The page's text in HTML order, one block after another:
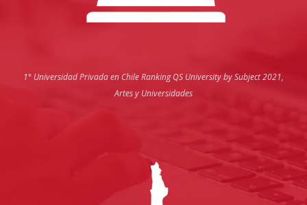
1° Universidad Privada en ChileRanking QS University by Subject 2021,
Artes y Universidades